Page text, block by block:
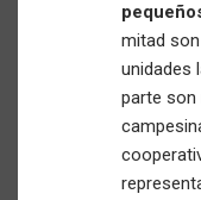
mitad
unidades
parte son